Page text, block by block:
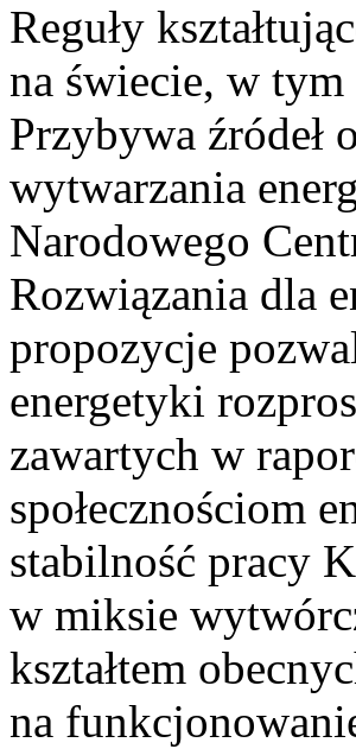
Reguły
na świecie, w
Przybywa źródeł
wytwarzania
Narodowego
Rozwiązania dla
propozycje
energetyki
zawartych w
społecznościom
stabilność pracy
w miksie
kształtem
na